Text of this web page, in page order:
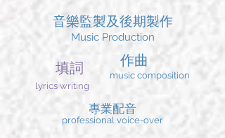
音樂監製及後期製作
Music Production
作曲
music composition
填詞
lyrics writing
專業配音
professional voice-over